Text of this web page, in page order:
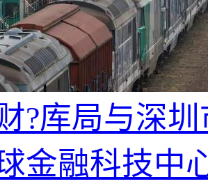
?库局与深
金融科技中